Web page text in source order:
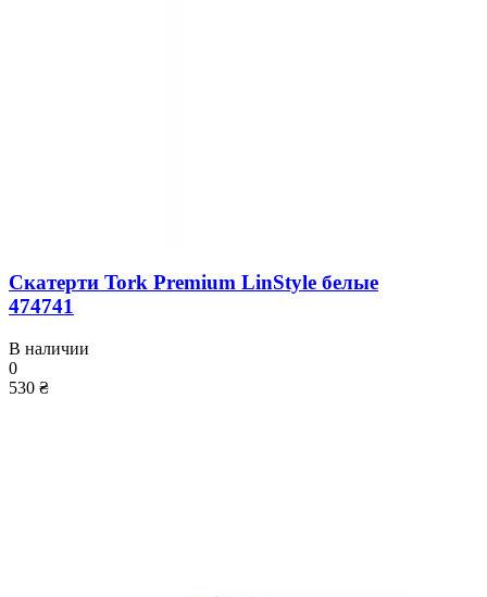
Скатерти Tork Premium LinStyle белые
474741
В наличии
0
530 ₴